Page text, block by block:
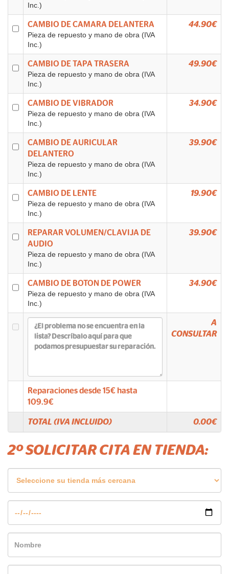
Inc.)
CAMBIO DE CAMARA DELANTERA
Pieza de repuesto y mano de obra (IVA
Inc.)
44.90€
CAMBIO DE TAPA TRASERA
Pieza de repuesto y mano de obra (IVA
Inc.)
49.90€
CAMBIO DE VIBRADOR
Pieza de repuesto y mano de obra (IVA
Inc.)
34.90€
CAMBIO DE AURICULAR
DELANTERO
Pieza de repuesto y mano de obra (IVA
Inc.)
39.90€
CAMBIO DE LENTE
Pieza de repuesto y mano de obra (IVA
Inc.)
19.90€
REPARAR VOLUMEN/CLAVIJA DE
AUDIO
Pieza de repuesto y mano de obra (IVA
Inc.)
39.90€
CAMBIO DE BOTON DE POWER
Pieza de repuesto y mano de obra (IVA
Inc.)
34.90€
A
CONSULTAR
Reparaciones desde15€ hasta
109.9€
TOTAL (IVA INCLUIDO) 0.00€
2º SOLICITAR CITA EN TIENDA: